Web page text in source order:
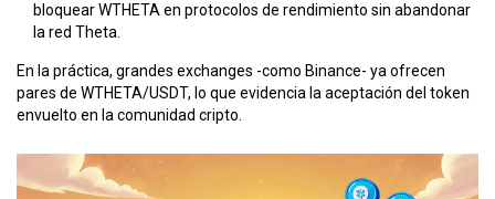
bloquear WTHETA en protocolos de rendimiento sin abandonar
la red Theta.
En la práctica, grandes exchanges -como Binance- ya ofrecen
pares de WTHETA/USDT, lo que evidencia la aceptación del token
envuelto en la comunidad cripto.